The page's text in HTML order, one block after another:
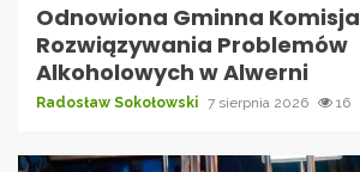
Odnowiona Gminna Komisja
Rozwiązywania Problemów
Alkoholowych w Alwerni
Radosław Sokołowski 7 sierpnia 2026 16